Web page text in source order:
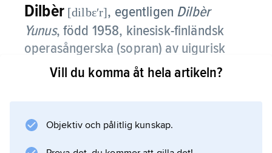
Dilbèr [dilbɛʹr], egentligen Dilbèr
Yunus,född 1958, kinesisk-finländsk
operasångerska (sopran) av uigurisk
härkomst, sedan 1997 bosatt i Sverige.
Finlands Nationalopera som bas har hon
Vill du komma åt hela artikeln?
Objektiv och pålitlig kunskap.